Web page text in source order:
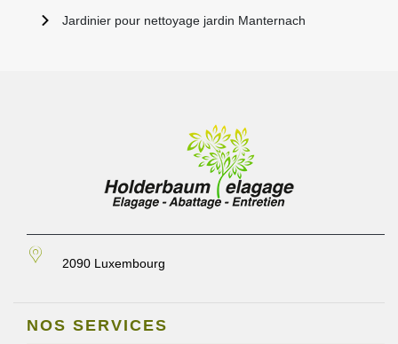
Jardinier pour nettoyage jardin Manternach
2090 Luxembourg
NOS SERVICES